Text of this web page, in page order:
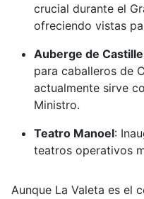
crucial durante el
ofreciendo vistas
Auberge de Castille
para caballeros de
actualmente sirve
Ministro.
Teatro Manoel:
teatros operativos
Aunque La Valeta es el